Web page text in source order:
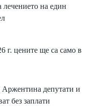
на един
г. цените ще са само в
депутати и
без заплати